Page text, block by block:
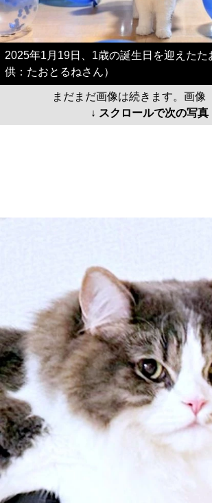
2025年1月19日、1歳の誕生日を迎えたた
供：たおとるねさん）
まだまだ画像は続きます。画像
↓ スクロールで次の写真